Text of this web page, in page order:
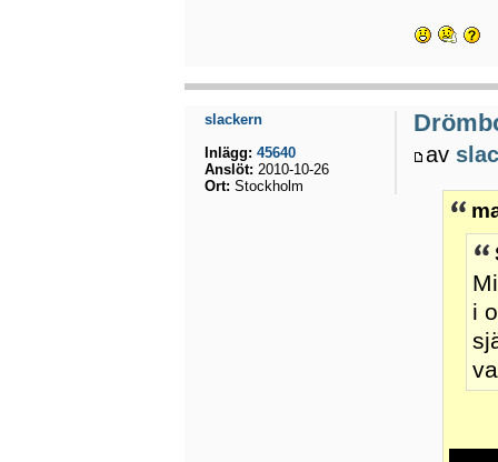
av
i
slackern
Inlägg: 45640
Anslöt: 2010-10-26
Ort: Stockholm